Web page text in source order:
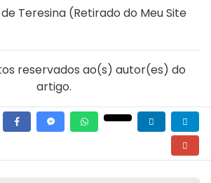
Teresina (Retirado do Meu Site
reservados ao(s) autor(es) do
artigo.